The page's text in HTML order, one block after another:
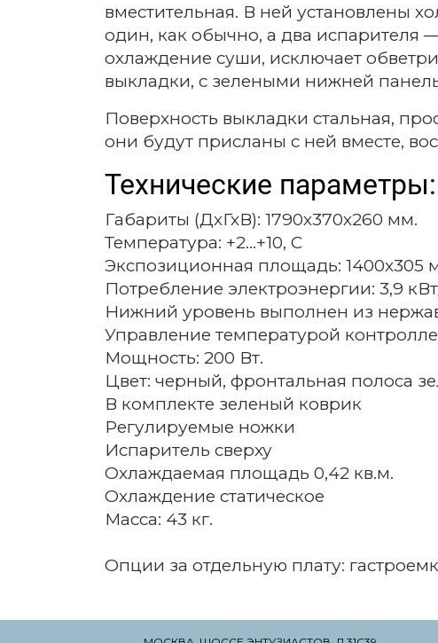
вместительная. В ней установлены
один, как обычно, а два испарителя
охлаждение суши, исключает
выкладки, с зелеными нижней
Поверхность выкладки стальная,
они будут присланы с ней вместе,
Технические параметры:
Габариты (ДхГхВ): 1790х370х260 мм.
Температура: +2...+10, C
Экспозиционная площадь: 1400х305
Потребление электроэнергии: 3,9
Нижний уровень выполнен из
Управление температурой
Мощность: 200 Вт.
Цвет: черный, фронтальная полоса
В комплекте зеленый коврик
Регулируемые ножки
Испаритель сверху
Охлаждаемая площадь 0,42 кв.м.
Охлаждение статическое
Масса: 43 кг.
Опции за отдельную плату: